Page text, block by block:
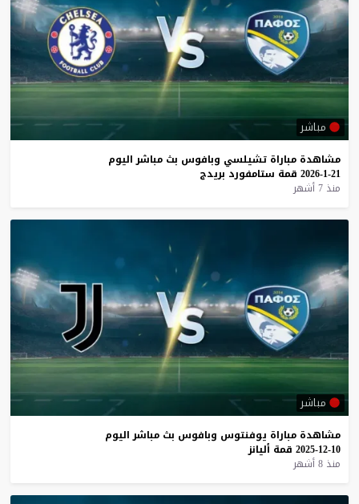
مباشر
مشاهدة مباراة تشيلسي وبافوس بث مباشر اليوم
21-1-2026
قمة ستامفورد بريدج
منذ 7 أشهر
مباشر
مشاهدة مباراة يوفنتوس وبافوس بث مباشر اليوم
10-12-2025
قمة أليانز
منذ 8 أشهر